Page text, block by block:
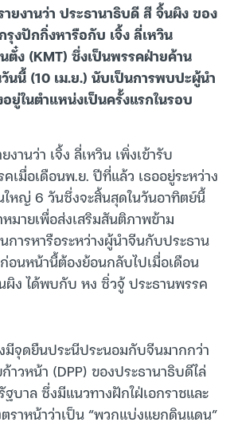
ยงานว่า ประธานาธิบดี สี จิ้นผิง ของ
รุงปักกิ่งหารือกับ เจิ้ง ลี่เหวิน
ง (KMT) ซึ่งเป็นพรรคฝ่ายค้าน
นนี้ (10 เม.ย.) นับเป็นการพบปะผู้นำ
ในตำแหน่งเป็นครั้งแรกในรอบ
งานว่า เจิ้ง ลี่เหวิน เพิ่งเข้ารับ
เมื่อเดือนพ.ย. ปีที่แล้ว เธออยู่ระหว่าง
หญ่ 6 วันซึ่งจะสิ้นสุดในวันอาทิตย์นี้
หมายเพื่อส่งเสริมสันติภาพข้าม
ารหารือระหว่างผู้นำจีนกับประธาน
นหน้านี้ต้องย้อนกลับไปเมื่อเดือน
ง ได้พบกับ หง ซิ่วจู้ ประธานพรรค
จุดยืนประนีประนอมกับจีนมากกว่า
าวหน้า (DPP) ของประธานาธิบดีไล่
บาล ซึ่งมีแนวทางฝักใฝ่เอกราชและ
าหน้าว่าเป็น “พวกแบ่งแยกดินแดน”